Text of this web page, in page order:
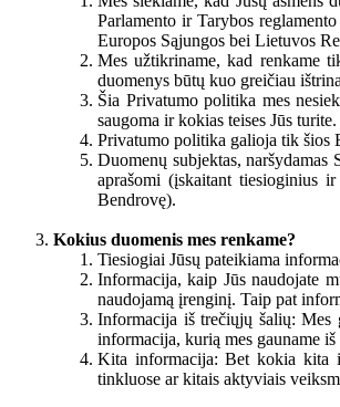
Parlamento ir Tarybos
Europos Sąjungos bei Lietuvos
Mes užtikriname, kad renkame
duomenys būtų kuo greičiau
Šia Privatumo politika mes
saugoma ir kokias teises Jūs turite.
Privatumo politika galioja tik šios
Duomenų subjektas,
aprašomi (įskaitant tiesioginius
Bendrovę).
Kokius duomenis mes renkame?
Tiesiogiai Jūsų pateikiama
Informacija, kaip Jūs naudojate
naudojamą įrenginį. Taip pat
Informacija iš trečiųjų šalių: Mes
informacija, kurią mes gauname iš
Kita informacija: Bet kokia kita
tinkluose ar kitais aktyviais